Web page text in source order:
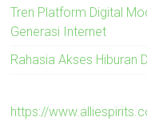
Tren Platform Digital
Generasi Internet
Rahasia Akses Hiburan
https://